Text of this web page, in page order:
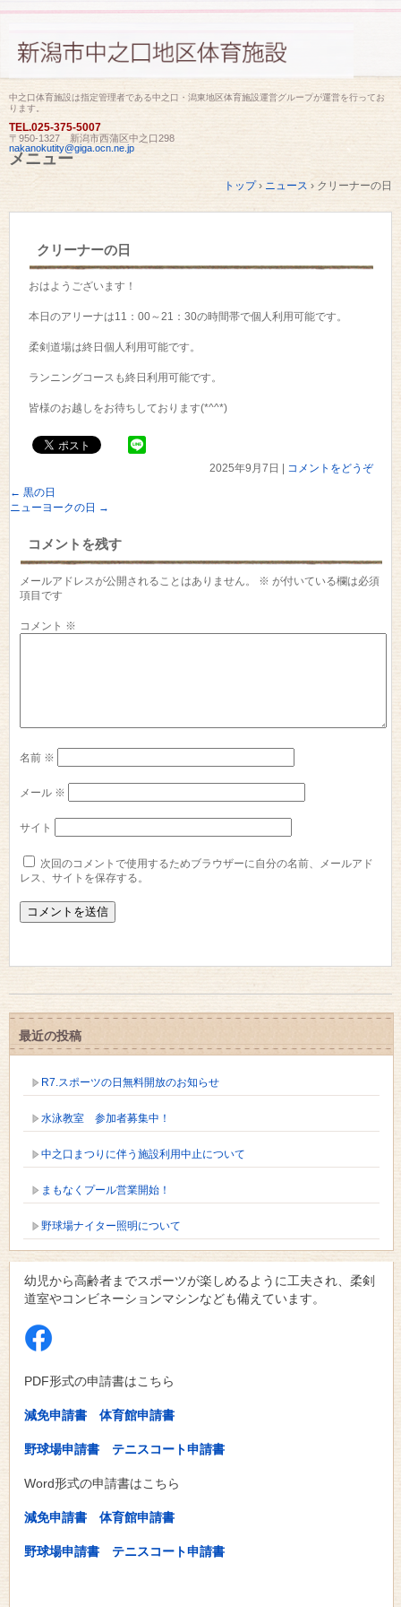
中之口体育施設は指定管理者である中之口・潟東地区体育施設運営グループが運営を行ってお
ります。
TEL.025-375-5007
〒950-1327 新潟市西蒲区中之口298
nakanokutity@giga.ocn.ne.jp
メニュー
トップ › ニュース › クリーナーの日
クリーナーの日
おはようございます！
本日のアリーナは11：00～21：30の時間帯で個人利用可能です。
柔剣道場は終日個人利用可能です。
ランニングコースも終日利用可能です。
皆様のお越しをお待ちしております(*^^*)
2025年9月7日
コメントをどうぞ
← 黒の日
ニューヨークの日 →
コメントを残す
メールアドレスが公開されることはありません。 ※ が付いている欄は必須
項目です
コメント ※
名前 ※
メール ※
サイト
次回のコメントで使用するためブラウザーに自分の名前、メールアド
レス、サイトを保存する。
最近の投稿
R7.スポーツの日無料開放のお知らせ
水泳教室 参加者募集中！
中之口まつりに伴う施設利用中止について
まもなくプール営業開始！
野球場ナイター照明について
幼児から高齢者までスポーツが楽しめるように工夫され、柔剣
道室やコンビネーションマシンなども備えています。
PDF形式の申請書はこちら
減免申請書 体育館申請書
野球場申請書 テニスコート申請書
Word形式の申請書はこちら
減免申請書 体育館申請書
野球場申請書 テニスコート申請書